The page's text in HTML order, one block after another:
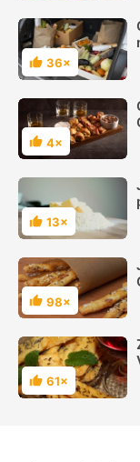
Hodnocení
36×
Hodnocení
4×
Hodnocení
13×
Hodnocení
98×
Hodnocení
61×